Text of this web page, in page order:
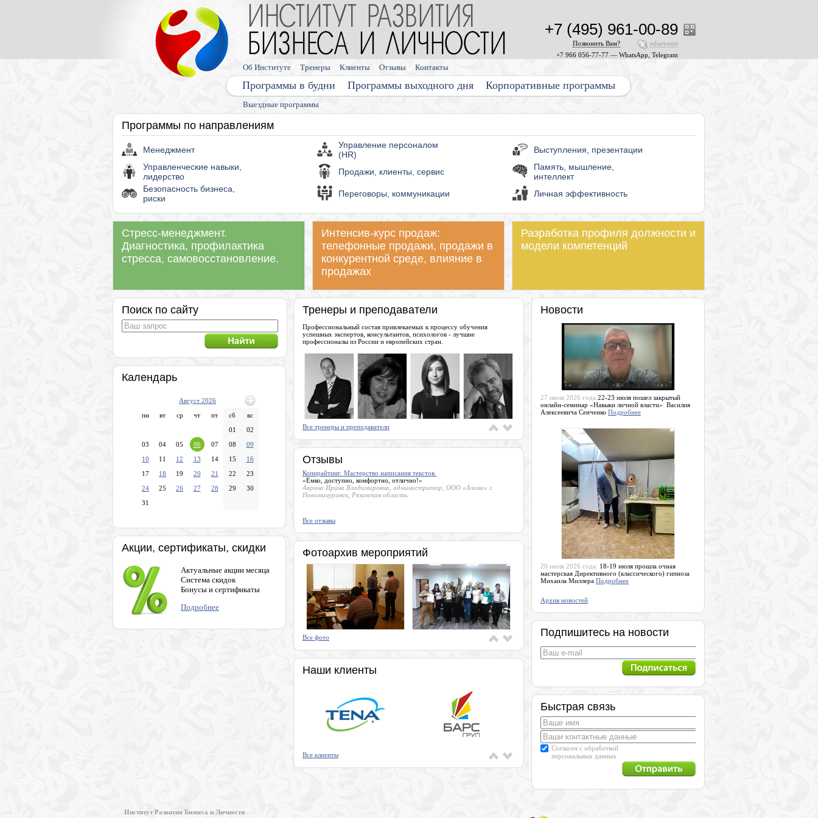
Выездные программы
Программы в будни Программы выходного дня Корпоративные программы
Об Институте Тренеры Клиенты Отзывы Контакты
+7 966 056-77-77 — WhatsApp, Telegram
eduevents
Позвонить Вам?
+7 (495) 961-00-89
Программы по направлениям
Менеджмент
Управленческие навыки,
лидерство
Безопасность бизнеса,
риски
Управление персоналом
(HR)
Продажи, клиенты, сервис
Переговоры, коммуникации
Выступления, презентации
Память, мышление,
интеллект
Личная эффективность
Стресс-менеджмент.
Диагностика, профилактика
стресса, самовосстановление.
Интенсив-курс продаж:
телефонные продажи, продажи в
конкурентной среде, влияние в
продажах
Разработка профиля должности и
модели компетенций
Поиск по сайту
Календарь
Август 2026
пн
вт ср чт пт сб
вс
01
02
03
04 05 06 07 08
09
10
11 12 13 14 15
16
17
18 19 20 21 22
23
24
25 26 27 28 29
30
31
Акции, сертификаты, скидки
Актуальные акции месяца
Система скидок
Бонусы и сертификаты
Подробнее
Тренеры и преподаватели
Профессиональный состав привлекаемых к процессу обучения
успешных экспертов, консультантов, психологов - лучшие
профессионалы из России и европейских стран.
Все тренеры и преподаватели
Отзывы
Копирайтинг. Мастерство написания текстов.
«Емко, доступно, комфортно, отлично!»
Аврина Ирина Владимировна, администратор, ООО «Алина» г.
Новомичуринск, Рязанская область
Все отзывы
Фотоархив мероприятий
Все фото
Наши клиенты
Все клиенты
Новости
27 июля 2026 года. 22-23 июля пошел закрытый
онлайн-семинар «Навыки личной власти» Василия
Алексеевича Сенченко Подробнее
20 июля 2026 года.
18-19 июля прошла очная
мастерская Директивного (классического) гипноза
Михаила Миллера Подробнее
Архив новостей
Подпишитесь на новости
Быстрая связь
Институт Развития Бизнеса и Личности